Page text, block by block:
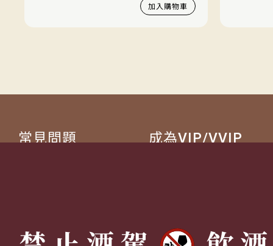
加入購物車
常見問題 成為VIP/VVIP